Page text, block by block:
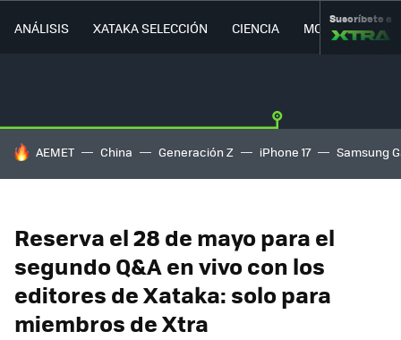
ANÁLISIS XATAKA SELECCIÓN CIENCIA MOVILIDAD
Suscríbete a
HOY SE HABLA DE
AEMET China Generación Z iPhone 17 Samsung
Reserva el 28 de mayo para el
segundo Q&A en vivo con los
editores de Xataka: solo para
miembros de Xtra